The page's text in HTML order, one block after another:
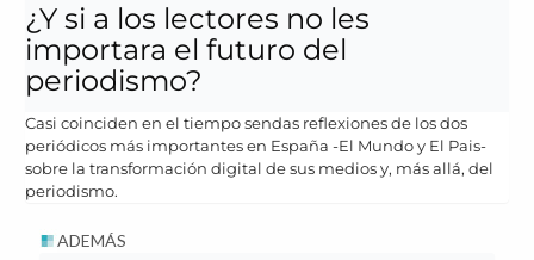
¿Y si a los lectores no les
importara el futuro del
periodismo?
Casi coinciden en el tiempo sendas reflexiones de los dos
periódicos más importantes en España -El Mundo y El Pais-
sobre la transformación digital de sus medios y, más allá, del
periodismo.
ADEMÁS